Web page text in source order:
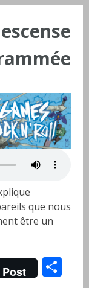
que nous
être un
Post